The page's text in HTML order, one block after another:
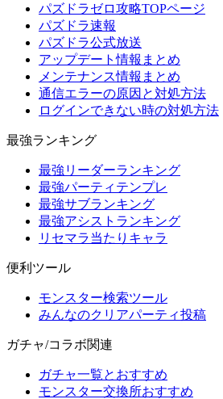
パズドラゼロ攻略TOPページ
パズドラ速報
パズドラ公式放送
アップデート情報まとめ
メンテナンス情報まとめ
通信エラーの原因と対処方法
ログインできない時の対処方法
最強ランキング
最強リーダーランキング
最強パーティテンプレ
最強サブランキング
最強アシストランキング
リセマラ当たりキャラ
便利ツール
モンスター検索ツール
みんなのクリアパーティ投稿
ガチャ/コラボ関連
ガチャ一覧とおすすめ
モンスター交換所おすすめ